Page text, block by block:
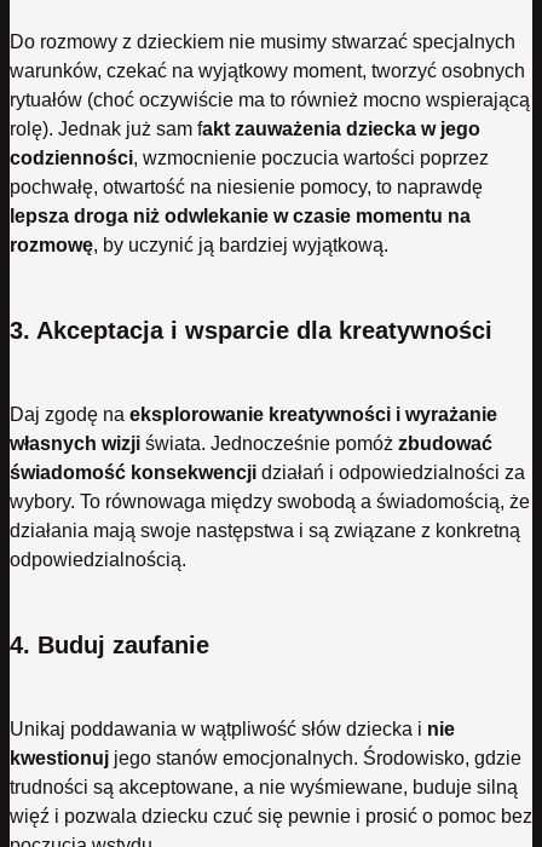
Do rozmowy z dzieckiem nie musimy stwarzać specjalnych
warunków, czekać na wyjątkowy moment, tworzyć osobnych
rytuałów (choć oczywiście ma to również mocno wspierającą
rolę). Jednak już sam fakt zauważenia dziecka w jego
codzienności, wzmocnienie poczucia wartości poprzez
pochwałę, otwartość na niesienie pomocy, to naprawdę
lepsza droga niż odwlekanie w czasie momentu na
rozmowę, by uczynić ją bardziej wyjątkową.
3. Akceptacja i wsparcie dla kreatywności
Daj zgodę na eksplorowanie kreatywności i wyrażanie
własnych wizji świata. Jednocześnie pomóż zbudować
świadomość konsekwencji działań i odpowiedzialności za
wybory. To równowaga między swobodą a świadomością, że
działania mają swoje następstwa i są związane z konkretną
odpowiedzialnością.
4. Buduj zaufanie
Unikaj poddawania w wątpliwość słów dziecka i nie
kwestionuj jego stanów emocjonalnych. Środowisko, gdzie
trudności są akceptowane, a nie wyśmiewane, buduje silną
więź i pozwala dziecku czuć się pewnie i prosić o pomoc bez